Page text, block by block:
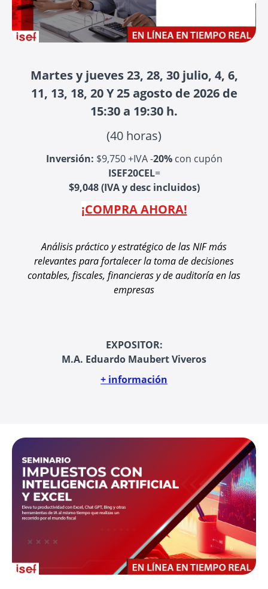
Martes y jueves 23, 28, 30 julio, 4, 6,
11, 13, 18, 20 Y 25 agosto de 2026 de
15:30 a 19:30 h.
(40 horas)
Inversión: $9,750 +IVA -20%con cupón
ISEF20CEL=
$9,048 (IVA y desc incluidos)
¡COMPRA AHORA!
Análisis práctico y estratégico de las NIF más
relevantes para fortalecer la toma de decisiones
contables, fiscales, financieras y de auditoría en las
empresas
EXPOSITOR:
M.A. Eduardo Maubert Viveros
+ información